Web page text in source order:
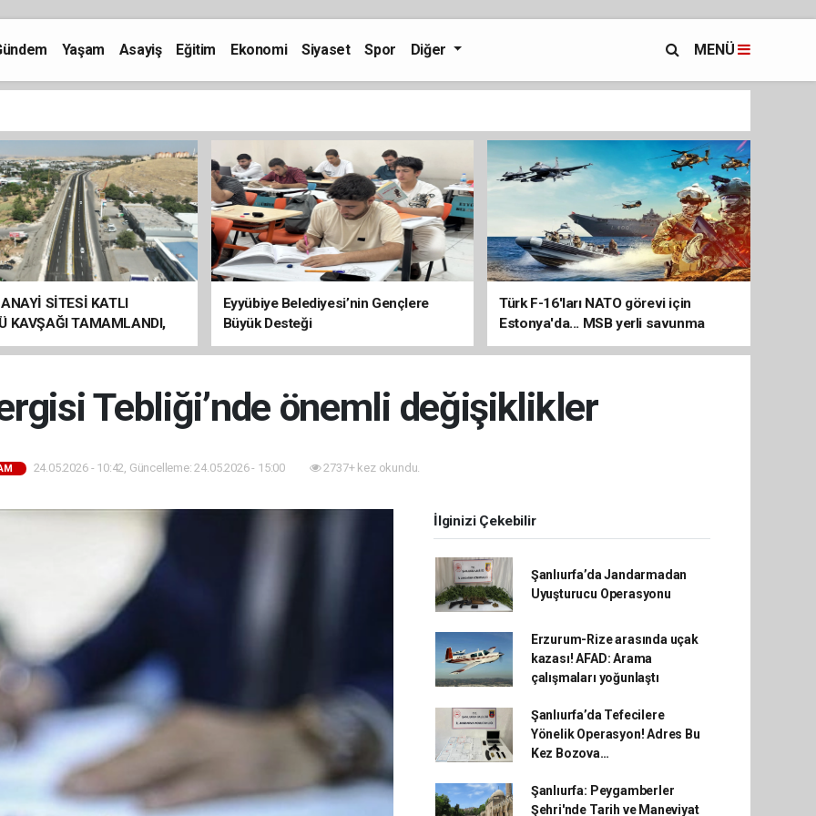
Yaşam Asayiş Eğitim Ekonomi Siyaset Spor Diğer MENÜ
SİTESİ KATLI
KAVŞAĞI TAMAMLANDI,
BAŞLADI
Eyyübiye Belediyesi’nin Gençlere
Büyük Desteği
Türk F-16'ları NATO görevi için
Estonya'da... MSB yerli savunma
sistemleriyle güçleniyor
Tebliği’nde önemli değişiklikler
24.05.2026 - 10:42, Güncelleme: 24.05.2026 - 15:00 2737+ kez okundu.
İlginizi Çekebilir
Şanlıurfa’da Jandarmadan
Uyuşturucu Operasyonu
Erzurum-Rize arasında uçak
kazası! AFAD: Arama
çalışmaları yoğunlaştı
Şanlıurfa’da Tefecilere
Yönelik Operasyon! Adres Bu
Kez Bozova…
Şanlıurfa: Peygamberler
Şehri'nde Tarih ve Maneviyat